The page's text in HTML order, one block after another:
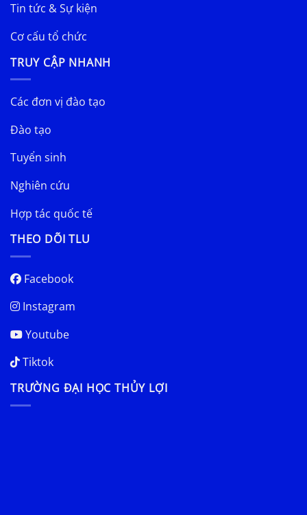
Tin tức & Sự kiện
Cơ cấu tổ chức
TRUY CẬP NHANH
Các đơn vị đào tạo
Đào tạo
Tuyển sinh
Nghiên cứu
Hợp tác quốc tế
THEO DÕI TLU
Facebook
Instagram
Youtube
Tiktok
TRƯỜNG ĐẠI HỌC THỦY LỢI